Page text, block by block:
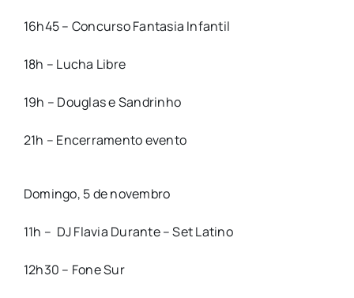
16h45 – Concurso Fantasia Infantil
18h – Lucha Libre
19h – Douglas e Sandrinho
21h – Encerramento evento
Domingo, 5 de novembro
11h – DJ Flavia Durante – Set Latino
12h30 – Fone Sur